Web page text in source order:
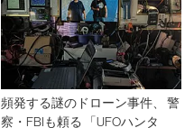
頻発する謎のドローン事件、 警
察・FBIも頼る 「UFOハンタ